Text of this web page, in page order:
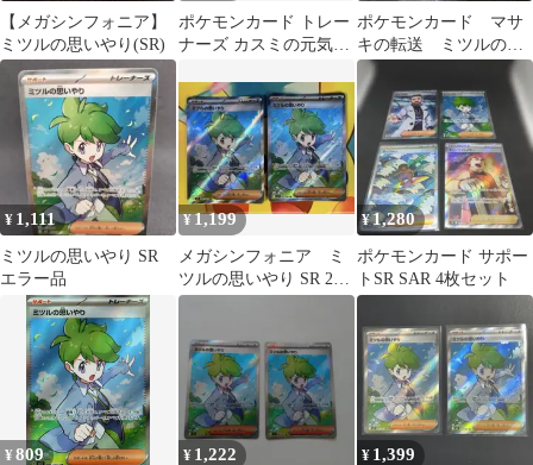
【メガシンフォニア】
ミツルの思いやり(SR)
ポケモンカード トレー
ナーズ カスミの元気
9枚セット
ポケモンカード マサ
キの転送 ミツルの思
いやり SR カード2枚
セット
¥ 1,111
ミツルの思いやり SR
エラー品
¥1,199
メガシンフォニア ミ
ツルの思いやり SR 2枚
セット
¥1,280
ポケモンカード サポー
トSR SAR 4枚セット
¥809 ¥ 1,222 ¥ 1,399